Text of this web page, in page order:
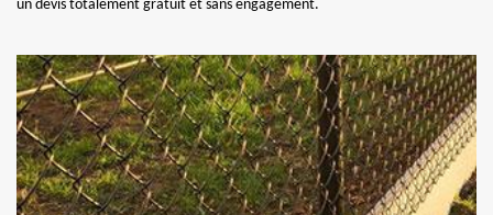
un devis totalement gratuit et sans engagement.